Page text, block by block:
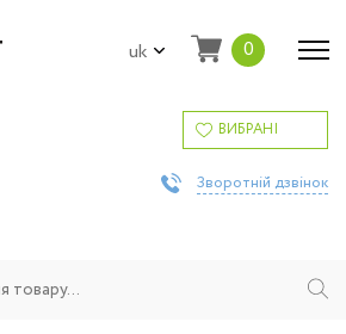
uk 0
ВИБРАНІ
Зворотній дзвінок